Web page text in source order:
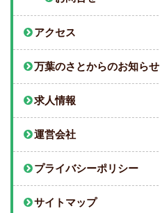
アクセス
万葉のさとからのお知らせ
求人情報
運営会社
プライバシーポリシー
サイトマップ